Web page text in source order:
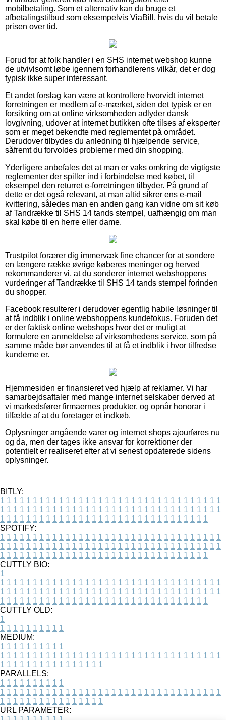
mobilbetaling. Som et alternativ kan du bruge et
afbetalingstilbud som eksempelvis ViaBill, hvis du vil betale
prisen over tid.
Forud for at folk handler i en SHS internet webshop kunne
de utvivlsomt løbe igennem forhandlerens vilkår, det er dog
typisk ikke super interessant.
Et andet forslag kan være at kontrollere hvorvidt internet
forretningen er medlem af e-mærket, siden det typisk er en
forsikring om at online virksomheden adlyder dansk
lovgivning, udover at internet butikken ofte tilses af eksperter
som er meget bekendte med reglementet på området.
Derudover tilbydes du anledning til hjælpende service,
såfremt du forvoldes problemer med din shopping.
Yderligere anbefales det at man er vaks omkring de vigtigste
reglementer der spiller ind i forbindelse med købet, til
eksempel den returret e-forretningen tilbyder. På grund af
dette er det også relevant, at man altid sikrer ens e-mail
kvittering, således man en anden gang kan vidne om sit køb
af Tandrække til SHS 14 tands stempel, uafhængig om man
skal købe til en herre eller dame.
Trustpilot forærer dig immervæk fine chancer for at sondere
en længere række øvrige køberes meninger og herved
rekommanderer vi, at du sonderer internet webshoppens
vurderinger af Tandrække til SHS 14 tands stempel forinden
du shopper.
Facebook resulterer i derudover egentlig habile løsninger til
at få indblik i online webshoppens kundefokus. Foruden det
er der faktisk online webshops hvor det er muligt at
formulere en anmeldelse af virksomhedens service, som på
samme måde bør anvendes til at få et indblik i hvor tilfredse
kunderne er.
Hjemmesiden er finansieret ved hjælp af reklamer. Vi har
samarbejdsaftaler med mange internet selskaber derved at
vi markedsfører firmaernes produkter, og opnår honorar i
tilfælde af at du foretager et indkøb.
Oplysninger angående varer og internet shops ajourføres nu
og da, men der tages ikke ansvar for korrektioner der
potentielt er realiseret efter at vi senest opdaterede sidens
oplysninger.
BITLY:
1 1 1 1 1 1 1 1 1 1 1 1 1 1 1 1 1 1 1 1 1 1 1 1 1 1 1 1 1 1 1 1 1 1
1 1 1 1 1 1 1 1 1 1 1 1 1 1 1 1 1 1 1 1 1 1 1 1 1 1 1 1 1 1 1 1 1 1
1 1 1 1 1 1 1 1 1 1 1 1 1 1 1 1 1 1 1 1 1 1 1 1 1 1 1 1 1 1 1 1
SPOTIFY:
1 1 1 1 1 1 1 1 1 1 1 1 1 1 1 1 1 1 1 1 1 1 1 1 1 1 1 1 1 1 1 1 1 1
1 1 1 1 1 1 1 1 1 1 1 1 1 1 1 1 1 1 1 1 1 1 1 1 1 1 1 1 1 1 1 1 1 1
1 1 1 1 1 1 1 1 1 1 1 1 1 1 1 1 1 1 1 1 1 1 1 1 1 1 1 1 1 1 1 1
CUTTLY BIO:
1
1 1 1 1 1 1 1 1 1 1 1 1 1 1 1 1 1 1 1 1 1 1 1 1 1 1 1 1 1 1 1 1 1 1
1 1 1 1 1 1 1 1 1 1 1 1 1 1 1 1 1 1 1 1 1 1 1 1 1 1 1 1 1 1 1 1 1 1
1 1 1 1 1 1 1 1 1 1 1 1 1 1 1 1 1 1 1 1 1 1 1 1 1 1 1 1 1 1 1 1
CUTTLY OLD:
1
1 1 1 1 1 1 1 1 1 1
MEDIUM:
1 1 1 1 1 1 1 1 1 1
1 1 1 1 1 1 1 1 1 1 1 1 1 1 1 1 1 1 1 1 1 1 1 1 1 1 1 1 1 1 1 1 1 1
1 1 1 1 1 1 1 1 1 1 1 1 1 1 1 1
PARALLELS:
1 1 1 1 1 1 1 1 1 1
1 1 1 1 1 1 1 1 1 1 1 1 1 1 1 1 1 1 1 1 1 1 1 1 1 1 1 1 1 1 1 1 1 1
1 1 1 1 1 1 1 1 1 1 1 1 1 1 1 1
URL PARAMETER: